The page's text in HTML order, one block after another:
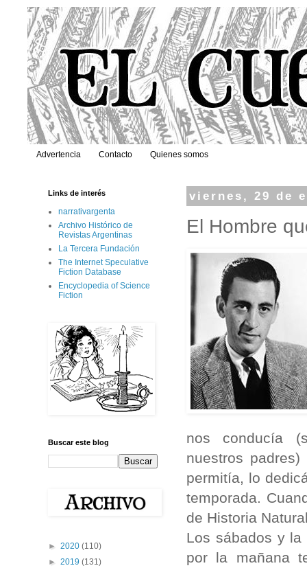
Advertencia Contacto Quienes somos
viernes, 29 de
El Hombre
nos conducía
nuestros
permitía, lo
temporada.
de Historia
Los sábados y
por la mañana
Links de interés
narrativargenta
Archivo Histórico de
Revistas Argentinas
La Tercera Fundación
The Internet Speculative
Fiction Database
Encyclopedia of Science
Fiction
Buscar este blog
► 2020 (110)
► 2019 (131)